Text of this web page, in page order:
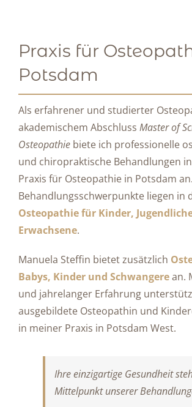
Praxis für
Potsdam
Als erfahrener und studierter
akademischem Abschluss Master of
Osteopathie biete ich professionelle
und chiropraktische Behandlungen
Praxis für Osteopathie in Potsdam
Behandlungsschwerpunkte liegen in
Osteopathie für Kinder,
Erwachsene.
Manuela Steffin bietet zusätzlich
Babys, Kinder und Schwangerean.
und jahrelanger Erfahrung
ausgebildete Osteopathin und
in meiner Praxis in Potsdam West.
Ihre einzigartige Gesundheit
Mittelpunkt unserer